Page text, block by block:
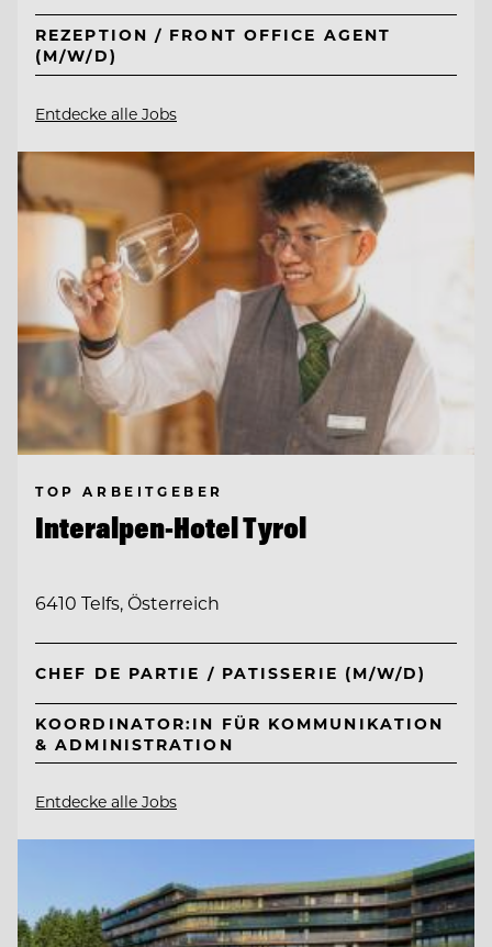
REZEPTION / FRONT OFFICE AGENT
(M/W/D)
Entdecke alle Jobs
TOP ARBEITGEBER
Interalpen-Hotel Tyrol
6410 Telfs, Österreich
CHEF DE PARTIE / PATISSERIE (M/W/D)
KOORDINATOR:IN FÜR KOMMUNIKATION
& ADMINISTRATION
Entdecke alle Jobs